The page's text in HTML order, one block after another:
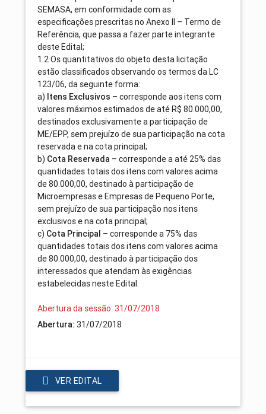
SEMASA, em conformidade com as
especificações prescritas no Anexo II – Termo de
Referência, que passa a fazer parte integrante
deste Edital;
1.2 Os quantitativos do objeto desta licitação
estão classificados observando os termos da LC
123/06, da seguinte forma:
a) Itens Exclusivos – corresponde aos itens com
valores máximos estimados de até R$ 80.000,00,
destinados exclusivamente a participação de
ME/EPP, sem prejuízo de sua participação na cota
reservada e na cota principal;
b) Cota Reservada – corresponde a até 25% das
quantidades totais dos itens com valores acima
de 80.000,00, destinado à participação de
Microempresas e Empresas de Pequeno Porte,
sem prejuízo de sua participação nos itens
exclusivos e na cota principal;
c) Cota Principal – corresponde a 75% das
quantidades totais dos itens com valores acima
de 80.000,00, destinado à participação dos
interessados que atendam às exigências
estabelecidas neste Edital.
Abertura da sessão: 31/07/2018
Abertura: 31/07/2018
VER EDITAL